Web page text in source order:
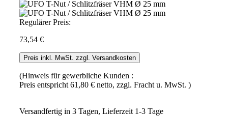
Regulärer Preis:
73,54 €
Preis inkl. MwSt. zzgl. Versandkosten
(Hinweis für gewerbliche Kunden :
Preis entspricht 61,80 € netto, zzgl. Fracht u. MwSt. )
Versandfertig in 3 Tagen, Lieferzeit 1-3 Tage